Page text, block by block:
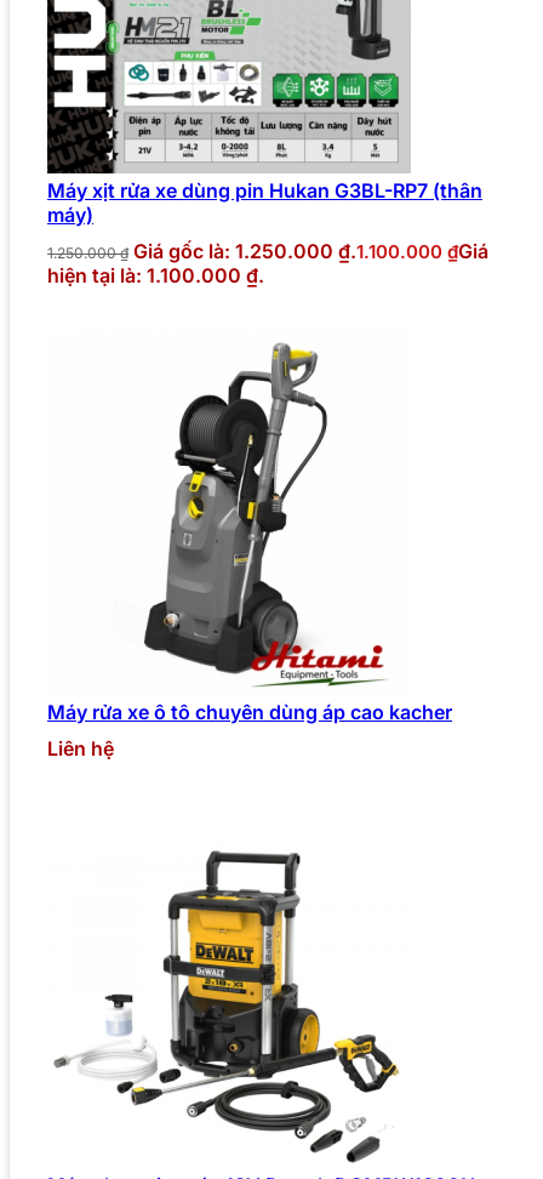
Máy xịt rửa xe dùng pin Hukan G3BL-RP7 (thân
máy)
1.250.000₫ Giá gốc là: 1.250.000 ₫.1.100.000 ₫Giá
hiện tại là: 1.100.000 ₫.
Máy rửa xe ô tô chuyên dùng áp cao kacher
Liên hệ